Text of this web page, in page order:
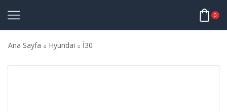
0
Ana Sayfa Hyundai İ30